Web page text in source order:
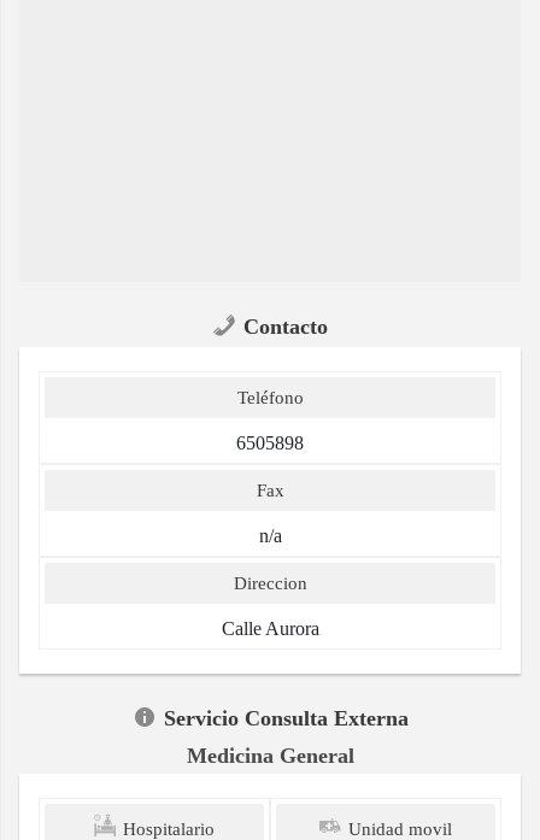
Contacto
Teléfono
6505898
Fax
n/a
Direccion
Calle Aurora
Servicio Consulta Externa
Medicina General
Hospitalario
Unidad movil